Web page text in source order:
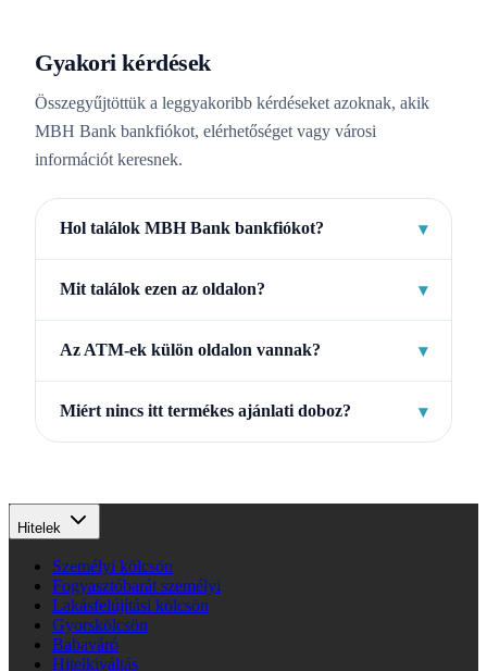
Gyakori kérdések
Összegyűjtöttük a leggyakoribb kérdéseket azoknak, akik
MBH Bank bankfiókot, elérhetőséget vagy városi
információt keresnek.
Hol találok MBH Bank bankfiókot? ▾
Mit találok ezen az oldalon? ▾
Az ATM-ek külön oldalon vannak? ▾
Miért nincs itt termékes ajánlati doboz? ▾
Hitelek
Személyi kölcsön
Fogyasztóbarát személyi
Lakásfelújítási kölcsön
Gyorskölcsön
Babaváró
Hitelkiváltás